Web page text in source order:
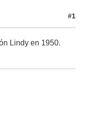
#1
Lindy en 1950.